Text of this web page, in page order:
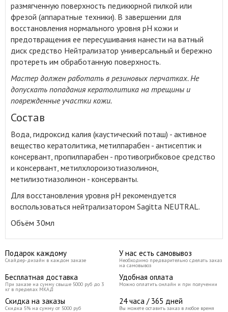
размягченную поверхность педикюрной пилкой или
фрезой (аппаратные техники). В завершении для
восстановления нормального уровня рН кожи и
предотвращения ее пересушивания нанести на ватный
диск средство Нейтрализатор универсальный и бережно
протереть им обработанную поверхность.
Мастер должен работать в резиновых перчатках. Не
допускать попадания кератолитика на трещины и
поврежденные участки кожи.
Состав
Вода, гидроксид калия (каустический поташ) - активное
вещество кератолитика, метилпарабен - антисептик и
консервант, пропилпарабен - противогрибковое средство
и консервант, метилхлороизотиазолинон,
метилизотиазолинон - консерванты.
Для восстановления уровня рН рекомендуется
воспользоваться нейтрализатором Sagitta NEUTRAL.
Объём 30мл
Подарок каждому
Слайдер-дизайн в каждом заказе
У нас есть самовывоз
Необходимо предварительно сделать заказ
на самовывоз
Бесплатная доставка
При заказе на сумму свыше 5000 руб до 3
кг в пределах МКАД
Удобная оплата
Можно оплатить онлайн и при получении
Скидка на заказы
Скидка 5% на сумму от 5000 руб
24 часа / 365 дней
Вы можете оставить заказ в любое время